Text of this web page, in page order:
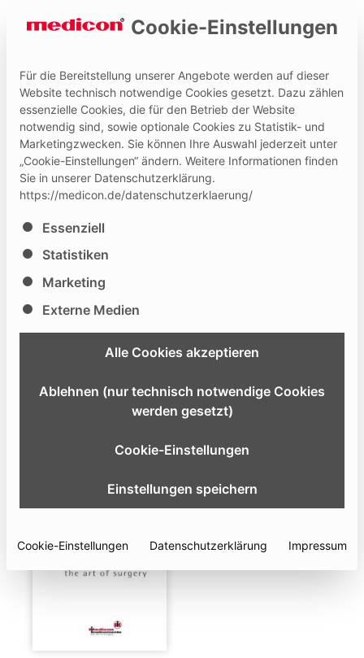
Hilfe und Kontakt Medicon Extranet
Spezialinstrumente der allgemeinen
Die chirurgischen Instrumente von Medicon aus dem Bereich
Bereichen, sowie in der Diagnostik. Die Spezialinstrumente der
Instrumente in den Fachgebieten wie z.B. HNO, Ophthalmologie,
Thoraxchirurgie, Knochenchirurgie oder Mikrochirurgie.
Weiterführende Informationen:
Nutzen Sie unser Kontaktformular für weitere Informationen zu unseren
Katalogen (die Kataloge werden als Online-Publikationen in einem neuen
Cookie-Einstellungen
Für die Bereitstellung unserer Angebote werden auf dieser
Website technisch notwendige Cookies gesetzt. Dazu zählen
essenzielle Cookies, die für den Betrieb der Website
notwendig sind, sowie optionale Cookies zu Statistik- und
Marketingzwecken. Sie können Ihre Auswahl jederzeit unter
„Cookie-Einstellungen“ ändern. Weitere Informationen finden
Sie in unserer Datenschutzerklärung.
https://medicon.de/datenschutzerklaerung/
Es folgt eine Liste der Service-Gruppen, für die eine
Essenziell
Statistiken
Marketing
Externe Medien
Alle Cookies akzeptieren
Ablehnen (nur technisch notwendige Cookies
werden gesetzt)
Cookie-Einstellungen
Einstellungen speichern
Cookie-Einstellungen Datenschutzerklärung Impressum